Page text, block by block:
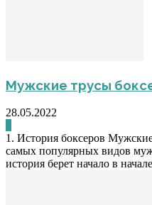
Мужские трусы
28.05.2022
1. История боксеров
самых популярных видов
история берет начало в